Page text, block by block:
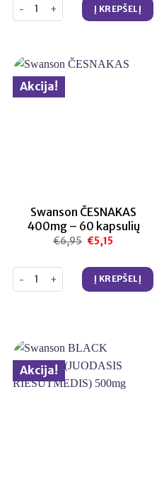
produkto kiekis: Swanson
Į KREPŠELĮ
2000 EKSTRAKTAS – 120
Akcija!
Swanson ČESNAKAS
400mg – 60 kapsulių
€6,95 Original
price
€6,95.
€5,15
€5,15.
produkto kiekis: Swanson
Į KREPŠELĮ
Akcija!